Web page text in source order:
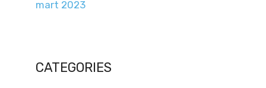
mart 2023
CATEGORIES